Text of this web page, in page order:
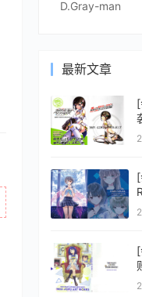
D.Gray-man
最新文章